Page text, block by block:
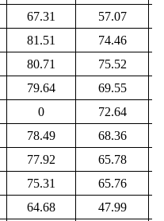
67.31
57.07
81.51
74.46
80.71
75.52
79.64
69.55
0
72.64
78.49
68.36
77.92
65.78
75.31
65.76
64.68
47.99